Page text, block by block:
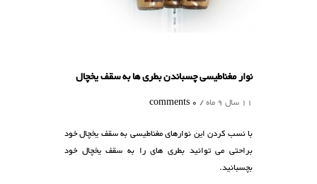
نوار مغناطیسی چسباندن بطری ها به سقف یخچال
11 سال 9 ماه /
0 comments
با نسب کردن این نوارهای مغناطیسی به سقف یخچال خود
براحتی می توانید بطری های را به سقف یخچال خود
بچسبانید.